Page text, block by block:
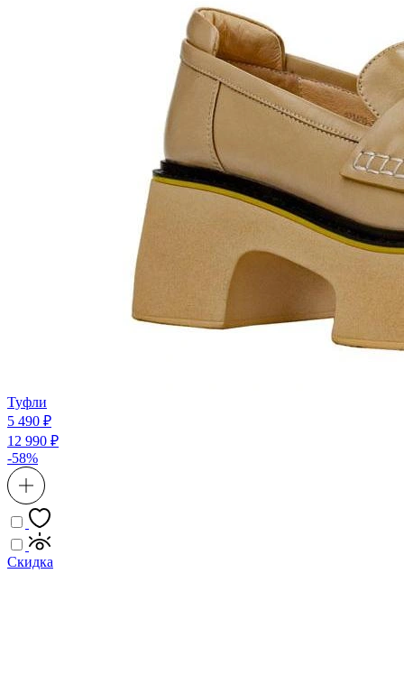
Туфли
5 490 ₽
12 990 ₽
-58%
Скидка